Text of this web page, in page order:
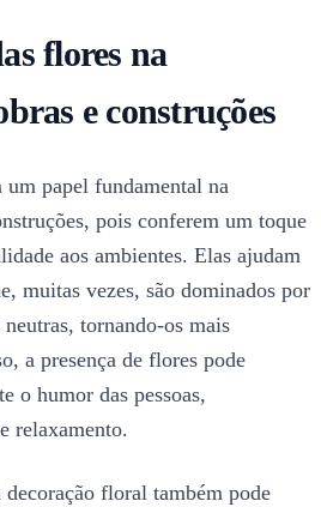
flores na
e construções
um papel fundamental na
pois conferem um toque
aos ambientes. Elas ajudam
muitas vezes, são dominados por
tornando-os mais
a presença de flores pode
o humor das pessoas,
relaxamento.
floral também pode